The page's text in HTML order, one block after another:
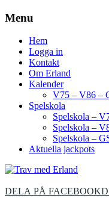
Menu
Hem
Logga in
Kontakt
Om Erland
Kalender
V75 – V86 –
Spelskola
Spelskola –
Spelskola –
Spelskola –
Aktuella jackpots
DELA PÅ FACEBOOK